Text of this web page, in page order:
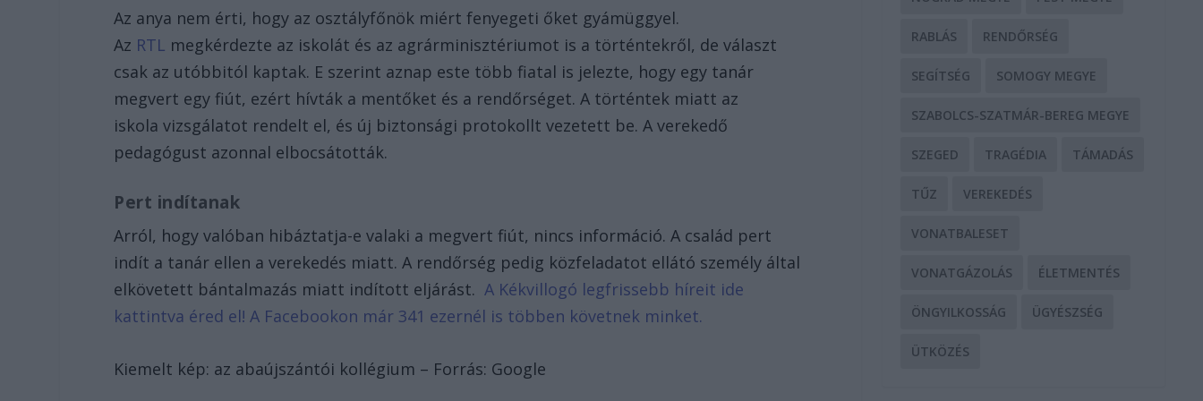
Az anya nem érti, hogy az osztályfőnök miért fenyegeti őket gyámüggyel.
Az RTL megkérdezte az iskolát és az agrárminisztériumot is a történtekről, de választ
csak az utóbbitól kaptak. E szerint aznap este több fiatal is jelezte, hogy egy tanár
megvert egy fiút, ezért hívták a mentőket és a rendőrséget. A történtek miatt az
iskola vizsgálatot rendelt el, és új biztonsági protokollt vezetett be. A verekedő
pedagógust azonnal elbocsátották.
Pert indítanak
Arról, hogy valóban hibáztatja-e valaki a megvert fiút, nincs információ. A család pert
indít a tanár ellen a verekedés miatt. A rendőrség pedig közfeladatot ellátó személy által
elkövetett bántalmazás miatt indított eljárást.A Kékvillogó legfrissebb híreit ide
kattintva éred el! A Facebookon már 341 ezernél is többen követnek minket.
Kiemelt kép: az abaújszántói kollégium – Forrás: Google
RABLÁS RENDŐRSÉG
SEGÍTSÉG SOMOGY MEGYE
SZABOLCS-SZATMÁR-BEREG MEGYE
SZEGED TRAGÉDIA TÁMADÁS
TŰZ VEREKEDÉS
VONATBALESET
VONATGÁZOLÁS ÉLETMENTÉS
ÖNGYILKOSSÁG ÜGYÉSZSÉG
ÜTKÖZÉS